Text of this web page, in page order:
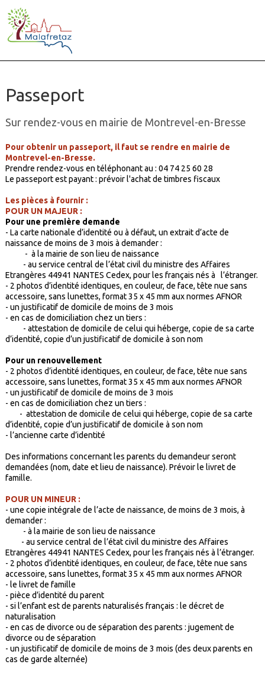
Passeport
Sur rendez-vous en mairie de Montrevel-en-Bresse
Pour obtenir un passeport, il faut se rendre en mairie de
Montrevel-en-Bresse.
Prendre rendez-vous en téléphonant au : 04 74 25 60 28
Le passeport est payant : prévoir l'achat de timbres fiscaux
Les pièces à fournir :
POUR UN MAJEUR :
Pour une première demande
- La carte nationale d’identité ou à défaut, un extrait d’acte de
naissance de moins de 3 mois à demander :
- à la mairie de son lieu de naissance
- au service central de l’état civil du ministre des Affaires
Etrangères 44941 NANTES Cedex, pour les français nés à l’étranger.
- 2 photos d’identité identiques, en couleur, de face, tête nue sans
accessoire, sans lunettes, format 35 x 45 mm aux normes AFNOR
- un justificatif de domicile de moins de 3 mois
- en cas de domiciliation chez un tiers :
- attestation de domicile de celui qui héberge, copie de sa carte
d’identité, copie d’un justificatif de domicile à son nom
Pour un renouvellement
- 2 photos d’identité identiques, en couleur, de face, tête nue sans
accessoire, sans lunettes, format 35 x 45 mm aux normes AFNOR
- un justificatif de domicile de moins de 3 mois
- en cas de domiciliation chez un tiers :
- attestation de domicile de celui qui héberge, copie de sa carte
d’identité, copie d’un justificatif de domicile à son nom
- l’ancienne carte d’identité
Des informations concernant les parents du demandeur seront
demandées (nom, date et lieu de naissance). Prévoir le livret de
famille.
POUR UN MINEUR :
- une copie intégrale de l’acte de naissance, de moins de 3 mois, à
demander :
- à la mairie de son lieu de naissance
- au service central de l’état civil du ministre des Affaires
Etrangères 44941 NANTES Cedex, pour les français nés à l’étranger.
- 2 photos d’identité identiques, en couleur, de face, tête nue sans
accessoire, sans lunettes, format 35 x 45 mm aux normes AFNOR
- le livret de famille
- pièce d’identité du parent
- si l’enfant est de parents naturalisés français : le décret de
naturalisation
- en cas de divorce ou de séparation des parents : jugement de
divorce ou de séparation
- un justificatif de domicile de moins de 3 mois (des deux parents en
cas de garde alternée)